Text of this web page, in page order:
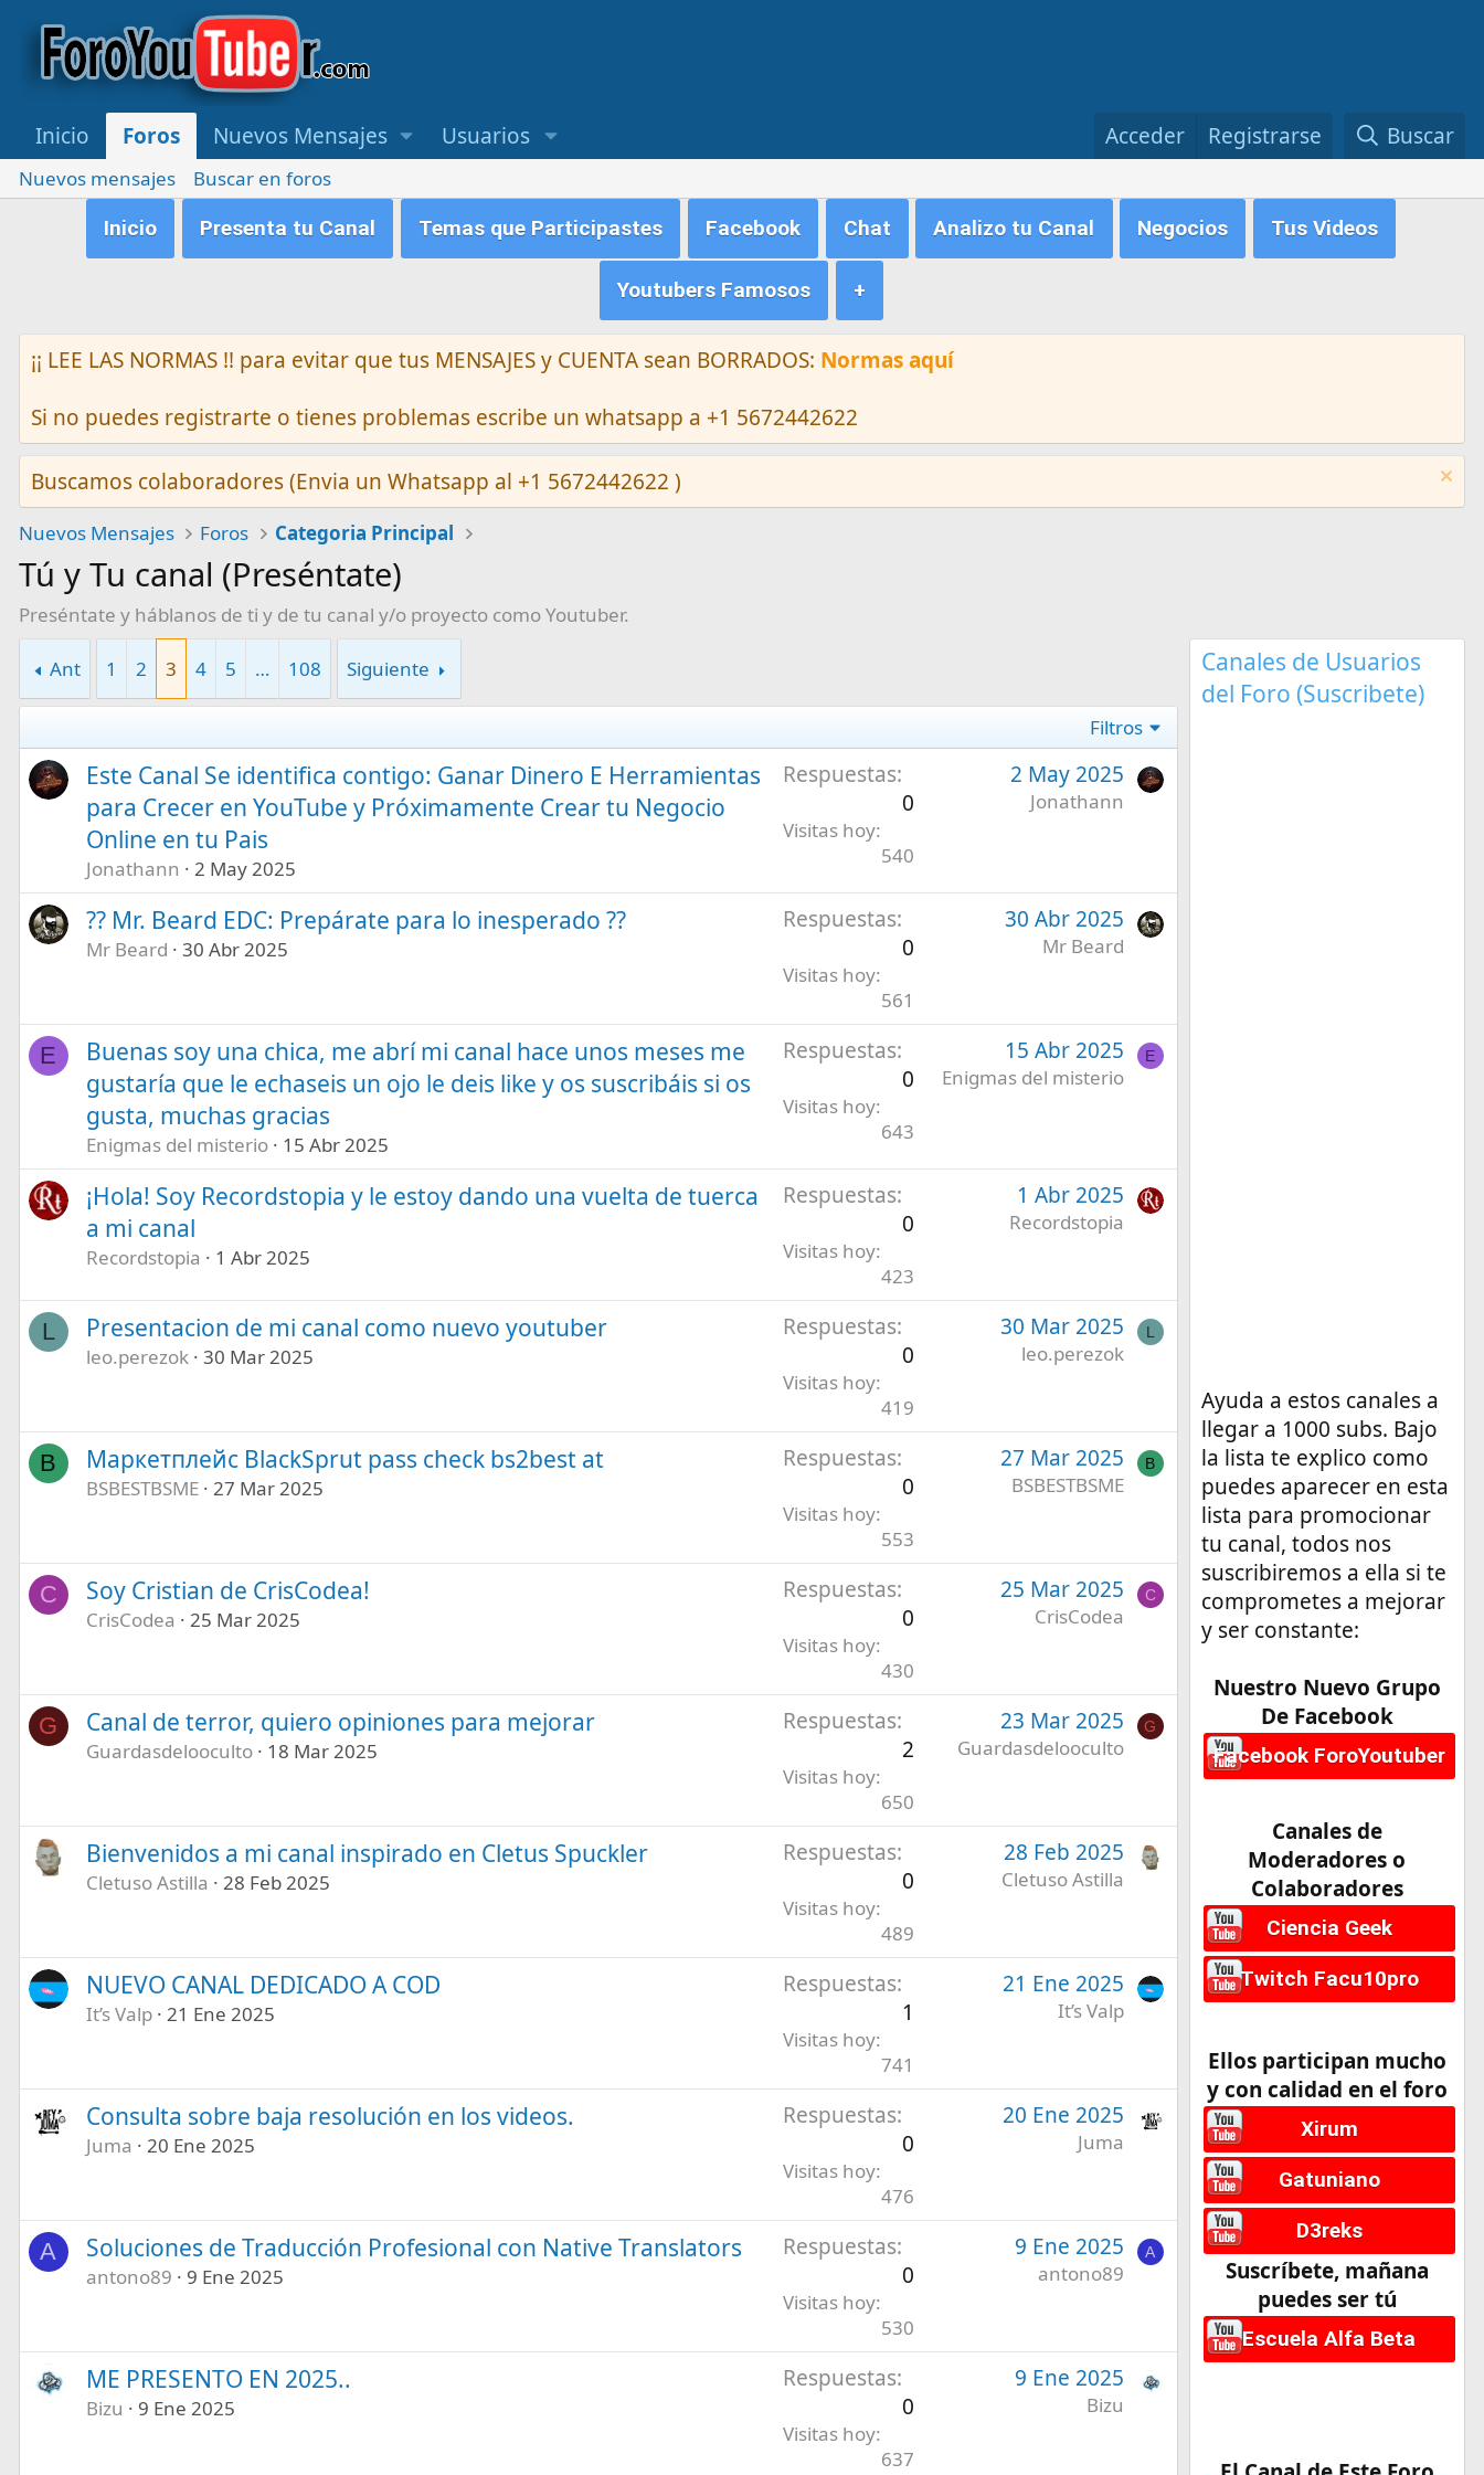
Inicio Foros Nuevos Mensajes Usuarios Acceder Registrarse Buscar
Nuevos mensajes
Buscar en foros
Inicio
Presenta tu Canal Temas que Participastes Facebook Chat Analizo tu Canal Negocios Tus Videos
Youtubers Famosos +
¡¡ LEE LAS NORMAS !! para evitar que tus MENSAJES y CUENTA sean BORRADOS: Normas aquí
Si no puedes registrarte o tienes problemas escribe un whatsapp a +1 5672442622
Buscamos colaboradores (Envia un Whatsapp al +1 5672442622 )
Nuevos Mensajes Foros Categoria Principal
Tú y Tu canal (Preséntate)
Preséntate y háblanos de ti y de tu canal y/o proyecto como Youtuber.
Ant 1 2 3 4 5 … 108 Siguiente
Filtros
Este Canal Se identifica contigo: Ganar Dinero E Herramientas
para Crecer en YouTube y Próximamente Crear tu Negocio
Online en tu Pais
Jonathann 2 May 2025
Respuestas
0
Visitas hoy
540
2 May 2025
Jonathann
?? Mr. Beard EDC: Prepárate para lo inesperado ?️?
Mr Beard 30 Abr 2025
Respuestas
0
Visitas hoy
561
30 Abr 2025
Mr Beard
E
Buenas soy una chica, me abrí mi canal hace unos meses me
gustaría que le echaseis un ojo le deis like y os suscribáis si os
gusta, muchas gracias
Enigmas del misterio 15 Abr 2025
Respuestas
0
Visitas hoy
643
15 Abr 2025
Enigmas del misterio
E
¡Hola! Soy Recordstopia y le estoy dando una vuelta de tuerca
a mi canal
Recordstopia 1 Abr 2025
Respuestas
0
Visitas hoy
423
1 Abr 2025
Recordstopia
L Presentacion de mi canal como nuevo youtuber
leo.perezok 30 Mar 2025
Respuestas
0
Visitas hoy
419
30 Mar 2025
leo.perezok
L
B Маркетплейс BlackSprut pass check bs2best at
BSBESTBSME 27 Mar 2025
Respuestas
0
Visitas hoy
553
27 Mar 2025
BSBESTBSME
B
C Soy Cristian de CrisCodea!
CrisCodea 25 Mar 2025
Respuestas
0
Visitas hoy
430
25 Mar 2025
CrisCodea
C
G Canal de terror, quiero opiniones para mejorar
Guardasdelooculto 18 Mar 2025
Respuestas
2
Visitas hoy
650
23 Mar 2025
Guardasdelooculto
G
Bienvenidos a mi canal inspirado en Cletus Spuckler
Cletuso Astilla 28 Feb 2025
Respuestas
0
Visitas hoy
489
28 Feb 2025
Cletuso Astilla
NUEVO CANAL DEDICADO A COD
It’s Valp 21 Ene 2025
Respuestas
1
Visitas hoy
741
21 Ene 2025
It’s Valp
Consulta sobre baja resolución en los videos.
Juma 20 Ene 2025
Respuestas
0
Visitas hoy
476
20 Ene 2025
Juma
A Soluciones de Traducción Profesional con Native Translators
antono89 9 Ene 2025
Respuestas
0
Visitas hoy
530
9 Ene 2025
antono89
A
ME PRESENTO EN 2025..
Bizu 9 Ene 2025
Respuestas
0
Visitas hoy
637
9 Ene 2025
Bizu
Canales de Usuarios
del Foro (Suscribete)
Ayuda a estos canales a
llegar a 1000 subs. Bajo
la lista te explico como
puedes aparecer en esta
lista para promocionar
tu canal, todos nos
suscribiremos a ella si te
comprometes a mejorar
y ser constante:
Nuestro Nuevo Grupo
De Facebook
Facebook ForoYoutuber
Canales de
Moderadores o
Colaboradores
Ciencia Geek
Twitch Facu10pro
Ellos participan mucho
y con calidad en el foro
Xirum
Gatuniano
D3reks
Suscríbete, mañana
puedes ser tú
Escuela Alfa Beta